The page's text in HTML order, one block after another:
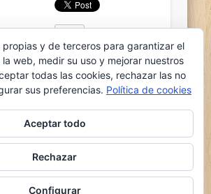
Written byganso
ganso
ThemebyOne Designs
propias y de terceros para garantizar el
web, medir su uso y mejorar nuestros
todas las cookies, rechazar las no
sus preferencias. Política de cookies
Aceptar todo
Rechazar
Configurar